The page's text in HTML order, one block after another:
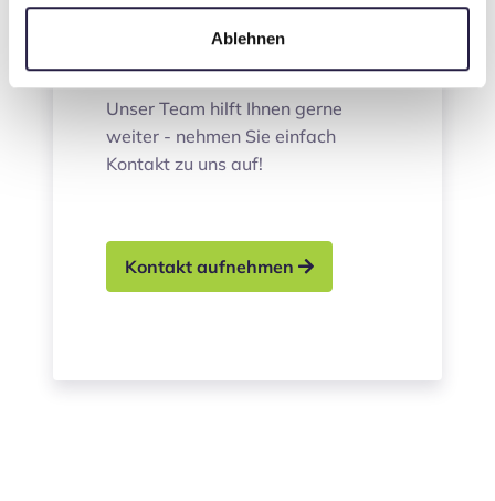
Ablehnen
Unser Team hilft Ihnen gerne
weiter - nehmen Sie einfach
Kontakt zu uns auf!
Kontakt aufnehmen